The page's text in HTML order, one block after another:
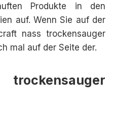
Produkte in den
auf. Wenn Sie auf der
nass trockensauger
mal auf der Seite der.